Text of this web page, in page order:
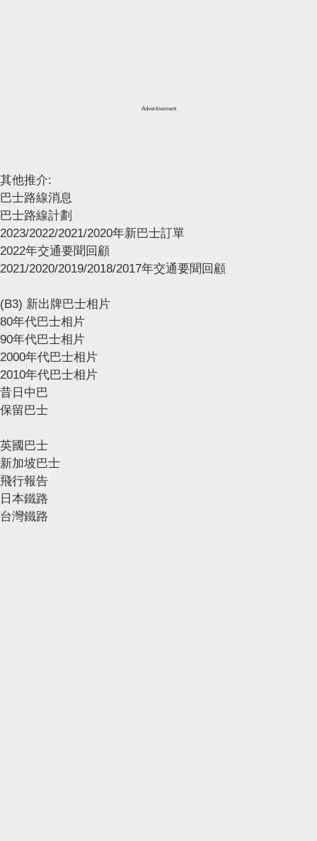
Advertisement
其他推介:
巴士路線消息
巴士路線計劃
2023/2022/2021/2020年新巴士訂單
2022年交通要聞回顧
2021/2020/2019/2018/2017年交通要聞回顧
(B3) 新出牌巴士相片
80年代巴士相片
90年代巴士相片
2000年代巴士相片
2010年代巴士相片
昔日中巴
保留巴士
英國巴士
新加坡巴士
飛行報告
日本鐵路
台灣鐵路